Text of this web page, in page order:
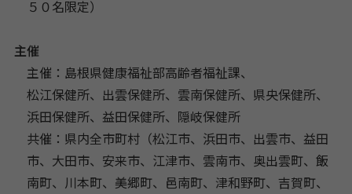
５０名限定）
主催
主催：島根県健康福祉部高齢者福祉課、
松江保健所、出雲保健所、雲南保健所、県央保健所、
浜田保健所、益田保健所、隠岐保健所
共催：県内全市町村（松江市、浜田市、出雲市、益田
市、大田市、安来市、江津市、雲南市、奥出雲町、飯
南町、川本町、美郷町、邑南町、津和野町、吉賀町、